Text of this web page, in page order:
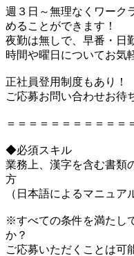
週３日～無理なくワーク
めることができます！
夜勤は無しで、早番・日
時間や曜日についてお気
正社員登用制度もあり！
ご応募お問い合わせお待
＝＝＝＝＝＝＝＝＝＝＝
◆必須スキル
業務上、漢字を含む書類
方
（日本語によるマニュア
※すべての条件を満たし
か？
ご応募いただくことは可